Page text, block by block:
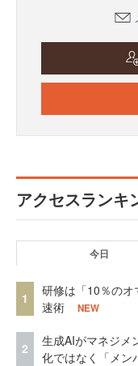
アクセスランキ
今日
1
研修は「10％の
速術
NEW
2
生成AIがマネジメ
化ではなく「メン